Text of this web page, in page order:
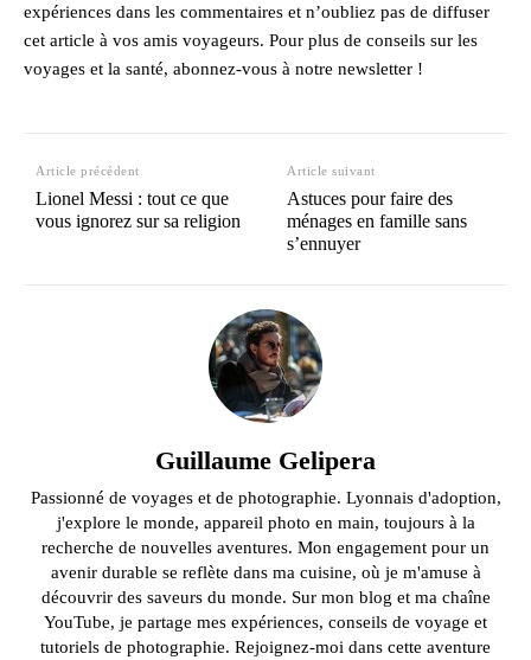
expériences dans les commentaires et n’oubliez pas de diffuser
cet article à vos amis voyageurs. Pour plus de conseils sur les
voyages et la santé, abonnez-vous à notre newsletter !
Article précédent
Lionel Messi : tout ce que
vous ignorez sur sa religion
Article suivant
Astuces pour faire des
ménages en famille sans
s’ennuyer
Guillaume Gelipera
Passionné de voyages et de photographie. Lyonnais d'adoption,
j'explore le monde, appareil photo en main, toujours à la
recherche de nouvelles aventures. Mon engagement pour un
avenir durable se reflète dans ma cuisine, où je m'amuse à
découvrir des saveurs du monde. Sur mon blog et ma chaîne
YouTube, je partage mes expériences, conseils de voyage et
tutoriels de photographie. Rejoignez-moi dans cette aventure